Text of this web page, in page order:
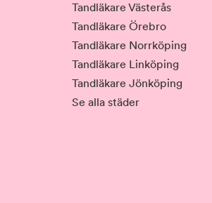
Tandläkare Västerås
Tandläkare Örebro
Tandläkare Norrköping
Tandläkare Linköping
Tandläkare Jönköping
Se alla städer